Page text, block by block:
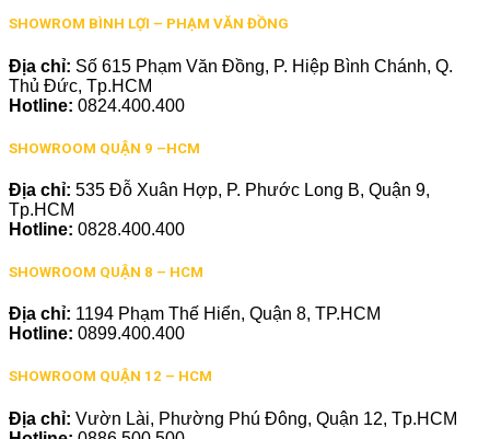
SHOWROM BÌNH LỢI – PHẠM VĂN ĐỒNG
Địa chỉ: Số 615 Phạm Văn Đồng, P. Hiệp Bình Chánh, Q.
Thủ Đức, Tp.HCM
Hotline: 0824.400.400
SHOWROOM QUẬN 9 –HCM
Địa chỉ: 535 Đỗ Xuân Hợp, P. Phước Long B, Quận 9,
Tp.HCM
Hotline: 0828.400.400
SHOWROOM QUẬN 8 – HCM
Địa chỉ: 1194 Phạm Thế Hiển, Quận 8, TP.HCM
Hotline: 0899.400.400
SHOWROOM QUẬN 12 – HCM
Địa chỉ: Vườn Lài, Phường Phú Đông, Quận 12, Tp.HCM